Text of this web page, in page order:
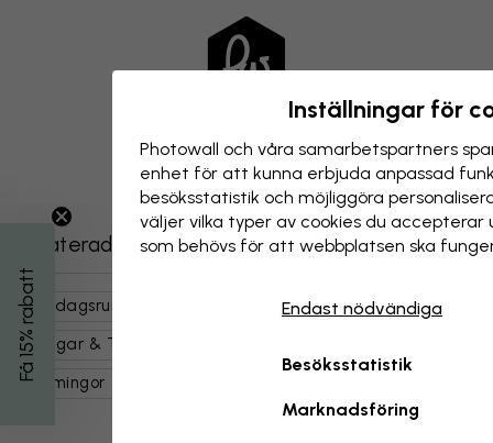
Relaterade kategorier
Vardagsrum Natur
Löv
Skogar & Träd
Flamingor
Få 15% rabatt
Inställningar för
Photowall och våra samarbets­partners
enhet för att kunna erbjuda anpassad
besöks­statistik och möjliggöra
väljer vilka typer av cookies du
som behövs för att webbplatsen ska
Endast nödvändiga
Besöksstatistik
Marknadsföring